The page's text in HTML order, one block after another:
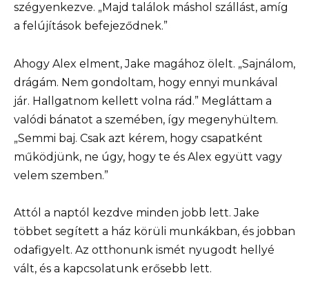
szégyenkezve. „Majd találok máshol szállást, amíg
a felújítások befejeződnek.”
Ahogy Alex elment, Jake magához ölelt. „Sajnálom,
drágám. Nem gondoltam, hogy ennyi munkával
jár. Hallgatnom kellett volna rád.” Megláttam a
valódi bánatot a szemében, így megenyhültem.
„Semmi baj. Csak azt kérem, hogy csapatként
működjünk, ne úgy, hogy te és Alex együtt vagy
velem szemben.”
Attól a naptól kezdve minden jobb lett. Jake
többet segített a ház körüli munkákban, és jobban
odafigyelt. Az otthonunk ismét nyugodt hellyé
vált, és a kapcsolatunk erősebb lett.